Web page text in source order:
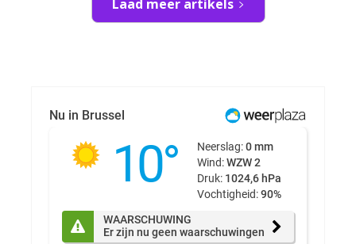
Laad meer artikels